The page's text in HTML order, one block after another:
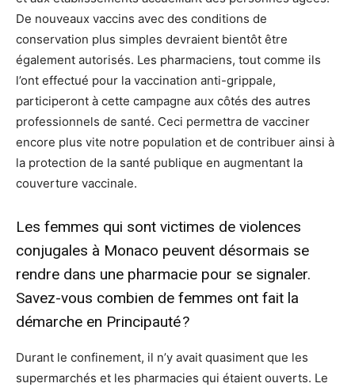
De nouveaux vaccins avec des conditions de
conservation plus simples devraient bientôt être
également autorisés. Les pharmaciens, tout comme ils
l’ont effectué pour la vaccination anti-grippale,
participeront à cette campagne aux côtés des autres
professionnels de santé. Ceci permettra de vacciner
encore plus vite notre population et de contribuer ainsi à
la protection de la santé publique en augmentant la
couverture vaccinale.
Les femmes qui sont victimes de violences
conjugales à Monaco peuvent désormais se
rendre dans une pharmacie pour se signaler.
Savez-vous combien de femmes ont fait la
démarche en Principauté ?
Durant le confinement, il n’y avait quasiment que les
supermarchés et les pharmacies qui étaient ouverts. Le